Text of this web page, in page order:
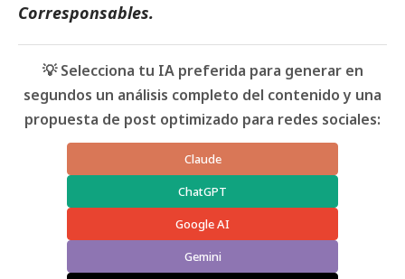
Corresponsables.
💡 Selecciona tu IA preferida para generar en
segundos un análisis completo del contenido y una
propuesta de post optimizado para redes sociales:
Claude
ChatGPT
Google AI
Gemini